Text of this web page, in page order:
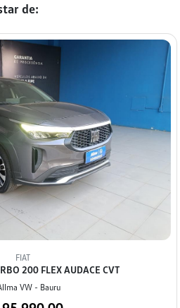
de:
FIAT
200 FLEX AUDACE CVT
VW - Bauru